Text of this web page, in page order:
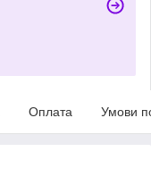
Оплата Умови